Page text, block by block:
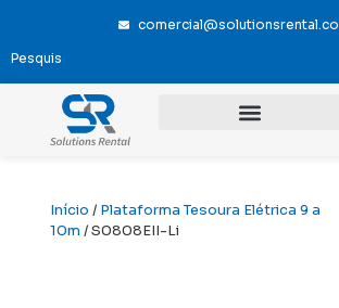
Início / Plataforma Tesoura Elétrica 9 a
10m / S0808EII-Li